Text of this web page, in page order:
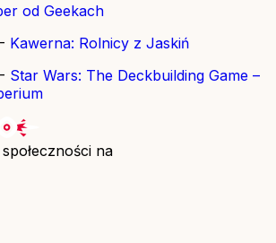
od Geekach
- Kawerna: Rolnicy z Jaskiń
- Star Wars: The Deckbuilding Game –
na